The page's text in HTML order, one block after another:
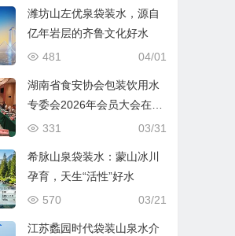
潍坊山左优泉袋装水，源自
亿年岩层的齐鲁文化好水
04/01
481
湖南省食安协会包装饮用水
专委会2026年会员大会在长
沙圆满召开
03/31
331
希脉山泉袋装水：蒙山冰川
孕育，天生“活性”好水
03/21
570
江苏蠡园时代袋装山泉水介